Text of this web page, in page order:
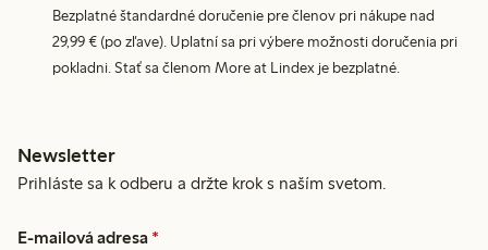
Bezplatné štandardné doručenie pre členov pri nákupe nad
29,99 € (po zľave). Uplatní sa pri výbere možnosti doručenia pri
pokladni. Stať sa členom More at Lindex je bezplatné.
Newsletter
Prihláste sa k odberu a držte krok s naším svetom.
E-mailová adresa *